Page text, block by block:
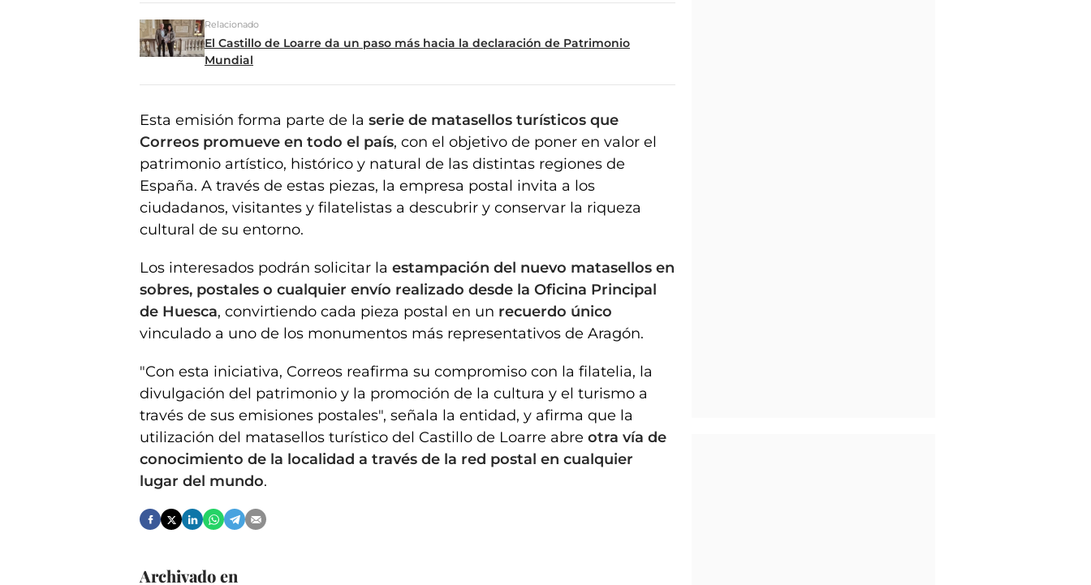
Relacionado
El Castillo de Loarre da un paso más hacia la declaración de Patrimonio
Mundial
Esta emisión forma parte de la serie de matasellos turísticos que
Correos promueve en todo el país, con el objetivo de poner en valor el
patrimonio artístico, histórico y natural de las distintas regiones de
España. A través de estas piezas, la empresa postal invita a los
ciudadanos, visitantes y filatelistas a descubrir y conservar la riqueza
cultural de su entorno.
Los interesados podrán solicitar la estampación del nuevo matasellos en
sobres, postales o cualquier envío realizado desde la Oficina Principal
de Huesca, convirtiendo cada pieza postal en un recuerdo único
vinculado a uno de los monumentos más representativos de Aragón.
"Con esta iniciativa, Correos reafirma su compromiso con la filatelia, la
divulgación del patrimonio y la promoción de la cultura y el turismo a
través de sus emisiones postales", señala la entidad, y afirma que la
utilización del matasellos turístico del Castillo de Loarre abre otra vía de
conocimiento de la localidad a través de la red postal en cualquier
lugar del mundo.
Archivado en